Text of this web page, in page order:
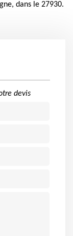
dans le 27930.
devis